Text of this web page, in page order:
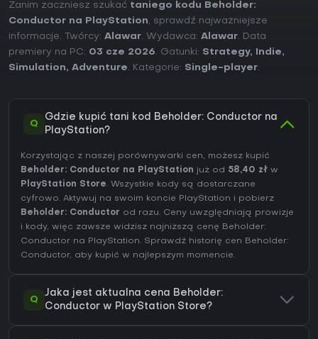
Zanim zaczniesz szukać taniego kodu Beholder:
Conductor na PlayStation, sprawdź najważniejsze
informacje. Twórcy: Alawar. Wydawca: Alawar. Data
premiery na PC: 03 cze 2026. Gatunki: Strategy, Indie,
Simulation, Adventure. Kategorie: Single-player.
Q
Gdzie kupić tani kod Beholder: Conductor na
PlayStation?
Korzystając z naszej porównywarki cen, możesz kupić
Beholder: Conductor na PlayStation już od 58,40 zł w
PlayStation Store. Wszystkie kody są dostarczane
cyfrowo. Aktywuj na swoim koncie PlayStation i pobierz
Beholder: Conductor od razu. Ceny uwzględniają prowizje
i kody, więc zawsze widzisz najniższą cenę Beholder:
Conductor na PlayStation. Sprawdź historię cen Beholder:
Conductor, aby kupić w najlepszym momencie.
Q
Jaka jest aktualna cena Beholder:
Conductor w PlayStation Store?